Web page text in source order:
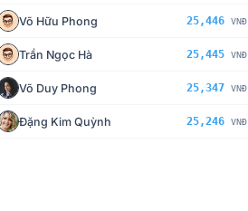
Võ Hữu Phong 25,446 VNĐ
Trần Ngọc Hà 25,445 VNĐ
Võ Duy Phong 25,347 VNĐ
Đặng Kim Quỳnh 25,246 VNĐ